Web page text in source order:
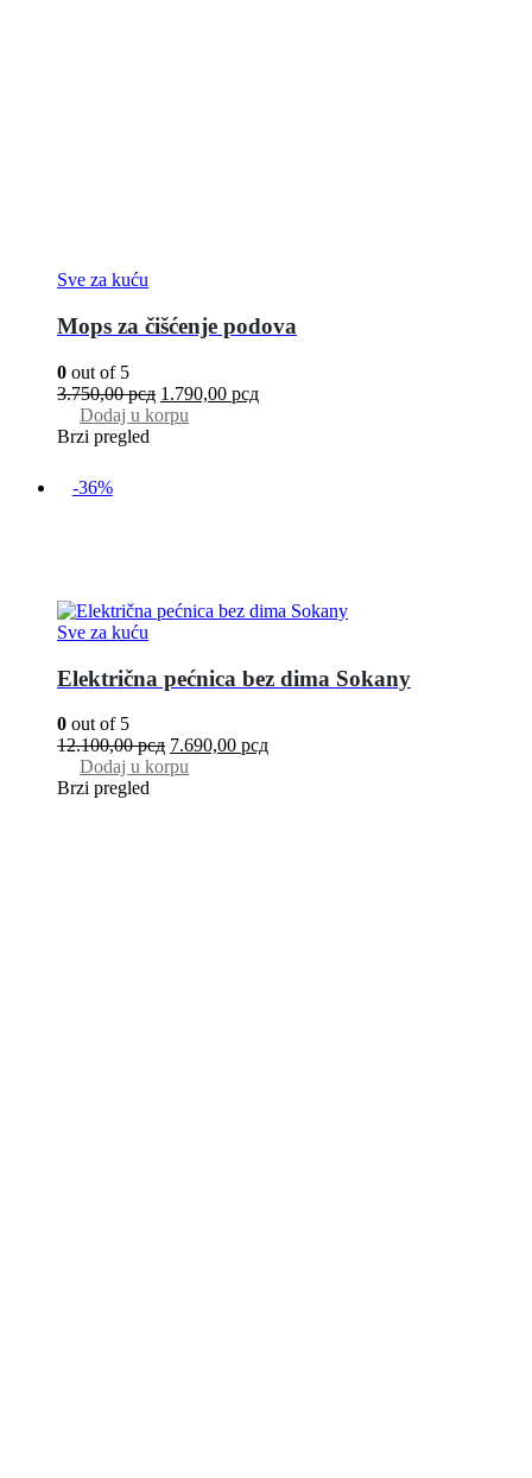
Sve za kuću
Mops za čišćenje podova
0 out of 5
3.750,00рсд 1.790,00 рсд
Dodaj u korpu
Brzi pregled
-36%
Sve za kuću
Električna pećnica bez dima Sokany
0 out of 5
12.100,00рсд 7.690,00 рсд
Dodaj u korpu
Brzi pregled